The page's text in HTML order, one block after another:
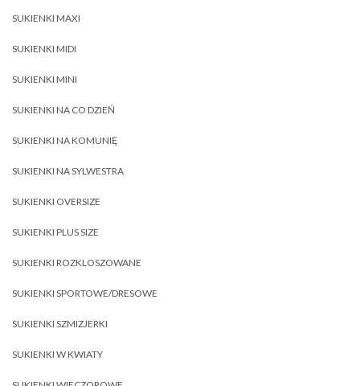
SUKIENKI MAXI
SUKIENKI MIDI
SUKIENKI MINI
SUKIENKI NA CO DZIEŃ
SUKIENKI NA KOMUNIĘ
SUKIENKI NA SYLWESTRA
SUKIENKI OVERSIZE
SUKIENKI PLUS SIZE
SUKIENKI ROZKLOSZOWANE
SUKIENKI SPORTOWE/DRESOWE
SUKIENKI SZMIZJERKI
SUKIENKI W KWIATY